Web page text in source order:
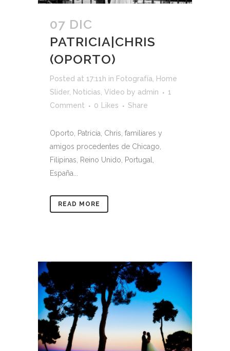
07 DIC
PATRICIA|CHRIS
(OPORTO)
Posted at 17:11h in Fotografía, Home
Slider, Noticias, Vídeo by admin
1
Comment
0 Likes Share
Oporto, Patricia, Chris, familiares y
amigos procedentes de Chicago,
Filipinas, Reino Unido, Portugal,
España...
READ MORE